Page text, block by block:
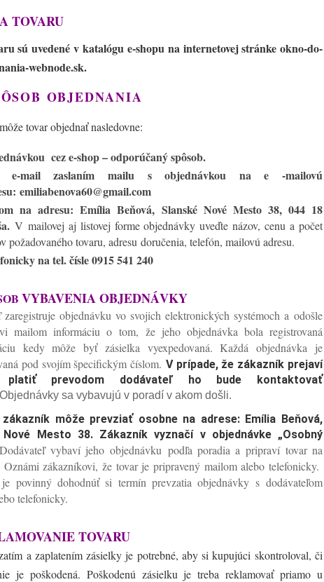
TOVARU
sú uvedené v katalógu e-shopu na internetovej stránke okno-do-
webnode.sk.
OBJEDNANIA
tovar objednať nasledovne:
cez e-shop – odporúčaný spôsob.
e-mail zaslaním mailu s objednávkou na e -mailovú
emiliabenova60@gmail.com
na adresu: Emília Beňová, Slanské Nové Mesto 38, 044 18
V mailovej aj listovej forme objednávky uveďte názov, cenu a počet
požadovaného tovaru, adresu doručenia, telefón, mailovú adresu.
na tel. čísle 0915 541 240
VYBAVENIA OBJEDNÁVKY
zaregistruje objednávku vo svojich elektronických systémoch a odošle
mailom informáciu o tom, že jeho objednávka bola registrovaná
kedy môže byť zásielka vyexpedovaná. Každá objednávka je
pod svojím špecifickým číslom. V prípade, že zákazník prejaví
platiť prevodom dodávateľ ho bude kontaktovať
Objednávky sa vybavujú v poradí v akom došli.
zákazník môže prevziať osobne na adrese: Emília Beňová,
Nové Mesto 38. Zákazník vyznačí v objednávke „Osobný
Dodávateľ vybaví jeho objednávku podľa poradia a pripraví tovar na
Oznámi zákazníkovi, že tovar je pripravený mailom alebo telefonicky.
povinný dohodnúť si termín prevzatia objednávky s dodávateľom
telefonicky.
TOVARU
a zaplatením zásielky je potrebné, aby si kupujúci skontroloval, či
je poškodená. Poškodenú zásielku je treba reklamovať priamo u